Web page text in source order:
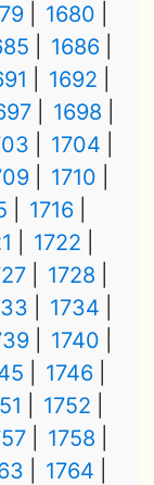
1680
1686
1692
1698
1704
1710
1716
1722
1728
1734
1740
1746
1752
1758
1764